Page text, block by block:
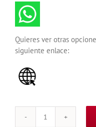
Quieres ver otras
siguiente enlace:
CONTROL